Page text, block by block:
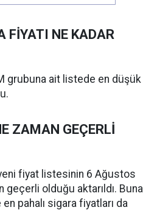
FİYATI NE KADAR
grubuna ait listede en düşük
ZAMAN GEÇERLİ
fiyat listesinin 6 Ağustos
olduğu aktarıldı. Buna
pahalı sigara fiyatları da